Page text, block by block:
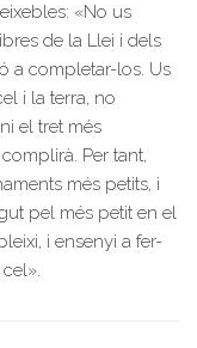
«No us
de la Llei i dels
a completar-los. Us
i la terra, no
el tret més
Per tant,
més petits, i
pel més petit en el
i ensenyi a fer-